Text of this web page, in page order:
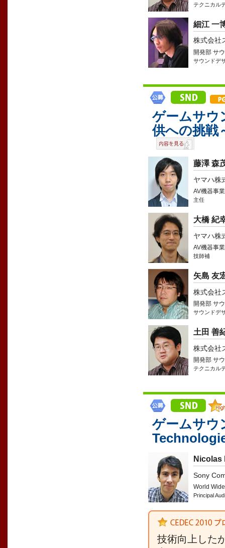
テクニカル
細江 一
株式会社
開発部 サ
サウンドデ
ゲームサウ
供への挑戦
藤澤 森
ヤマハ株
AV機器事
主任
大橋 紀
ヤマハ株
AV機器事
技師補
矢島 友
株式会社
開発部 サ
サウンドデ
土田 善
株式会社
開発部 サ
テクニカル
ゲームサウ
Nicolas
Sony
World
Principal
技術向上した